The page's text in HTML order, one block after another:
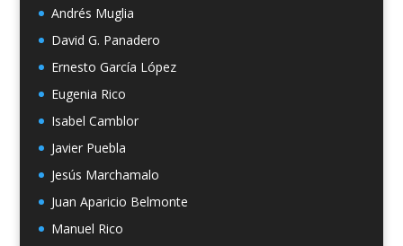
Andrés Muglia
David G. Panadero
Ernesto García López
Eugenia Rico
Isabel Camblor
Javier Puebla
Jesús Marchamalo
Juan Aparicio Belmonte
Manuel Rico